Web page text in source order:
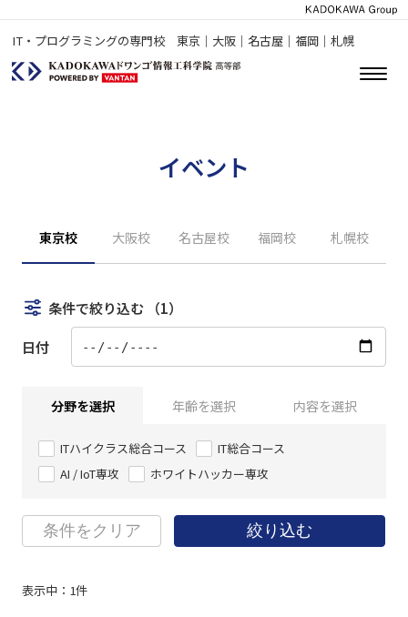
IT・プログラミングの専門校 東京｜大阪｜名古屋｜福岡｜札幌
イベント
東京校 大阪校 名古屋校 福岡校 札幌校
条件で絞り込む （1）
日付
分野を選択 年齢を選択 内容を選択
ITハイクラス総合コース
IT総合コース
AI / IoT専攻
ホワイトハッカー専攻
条件をクリア 絞り込む
表示中： 1件